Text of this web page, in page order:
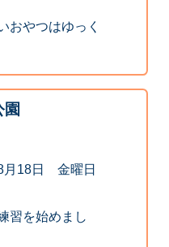
おやつはゆっく
月18日 金曜日
習を始めまし